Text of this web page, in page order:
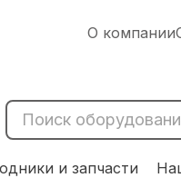
О компании
и запчасти